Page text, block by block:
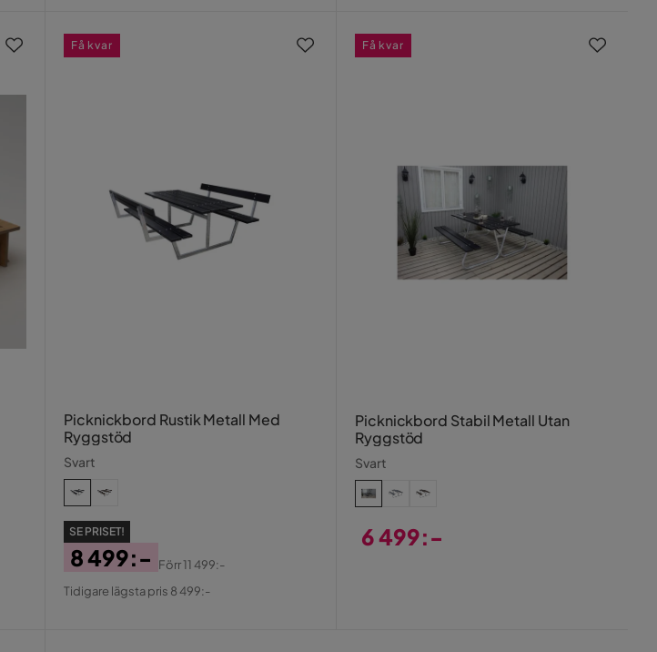
Picknickbord Rustik Metall Med
Ryggstöd
Svart
SE PRISET!
Pris
8 499:-
Original
Förr11 499:-
Tidigare lägsta pris 8 499:-
Få kvar
Picknickbord Stabil Metall Utan
Ryggstöd
Svart
6 499:-
Få kvar